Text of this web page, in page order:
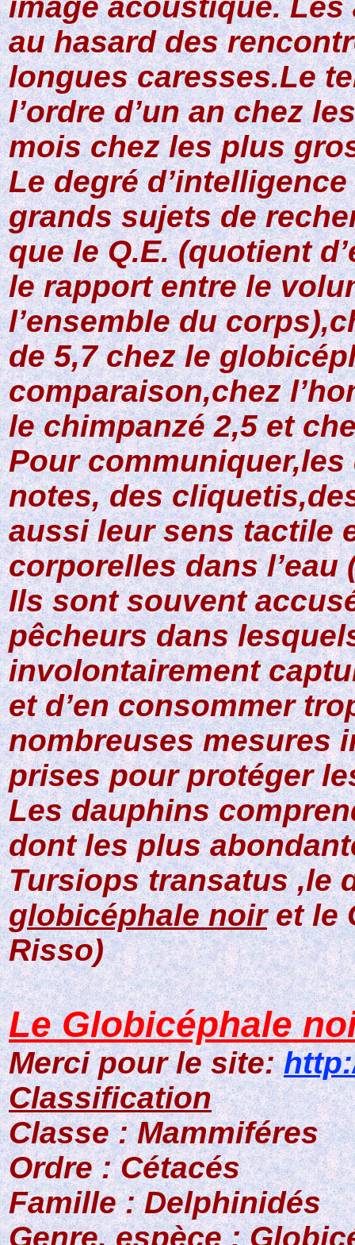
au hasard des
longues caresses.Le
l’ordre d’un an chez
mois chez les plus
Le degré
grands sujets de
que le Q.E. (quotient
le rapport entre le
l’ensemble du
de 5,7 chez le
comparaison,chez
le chimpanzé 2,5 et
Pour
notes, des
aussi leur sens tactile
corporelles dans
Ils sont souvent
pêcheurs dans
involontairement
et d’en consommer
nombreuses mesures
prises pour protéger
Les dauphins
dont les plus
Tursiops transatus ,le
globicéphale noiret le
Risso)
Le Globicéphale
Merci pour le site:
Classification
Classe : Mammiféres
Ordre : Cétacés
Famille : Delphinidés
Genre, espèce :